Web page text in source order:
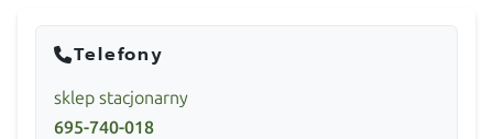
Telefony
sklep stacjonarny
695-740-018